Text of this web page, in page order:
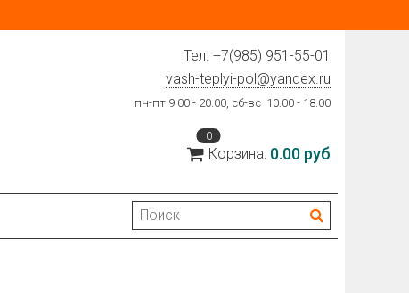
Тел. +7(985) 951-55-01
vash-teplyi-pol@yandex.ru
пн-пт 9.00 - 20.00, сб-вс 10.00 - 18.00
0
Корзина: 0.00 руб